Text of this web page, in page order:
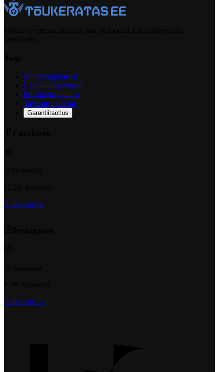
Müügitingimused
Garantiitingimused
Privaatsuspoliitika
Tagastuspoliitika
Garantiitaotlus
Follow us →
Follow us →